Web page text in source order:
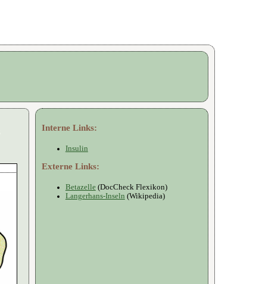
Interne Links:
Insulin
Externe Links:
Betazelle(DocCheck Flexikon)
Langerhans-Inseln (Wikipedia)